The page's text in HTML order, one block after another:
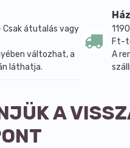
átutalás vagy
változhat, a
láthatja.
Ft-
A
A